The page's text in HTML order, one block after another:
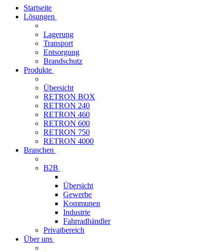
Startseite
Lösungen
Lagerung
Transport
Entsorgung
Brandschutz
Produkte
Übersicht
RETRON BOX
RETRON 240
RETRON 460
RETRON 600
RETRON 750
RETRON 4000
Branchen
B2B
Übersicht
Gewerbe
Kommunen
Industrie
Fahrradhändler
Privatbereich
Über uns